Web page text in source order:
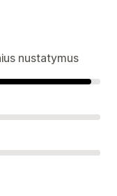
nustatymus